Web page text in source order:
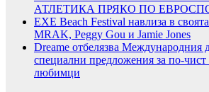
АТЛЕТИКА ПРЯКО ПО
EXE Beach Festival навлиза в
MRAK, Peggy Gou и Jamie Jones
Dreame отбелязва Международния
специални предложения за по-чист
любимци